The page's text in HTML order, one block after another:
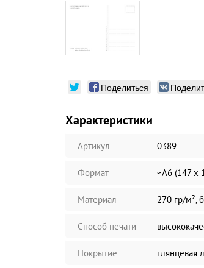
Поделиться
Характеристики
Артикул 0389
Формат ≈А6 (147 х
Материал 270 гр/м²,
Способ печати
Покрытие глянцевая